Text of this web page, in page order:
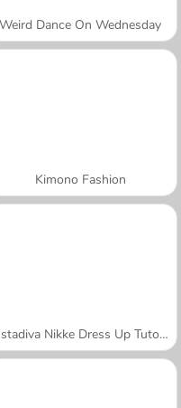
Weird Dance On Wednesday
Kimono Fashion
Instadiva Nikke Dress Up Tutorial